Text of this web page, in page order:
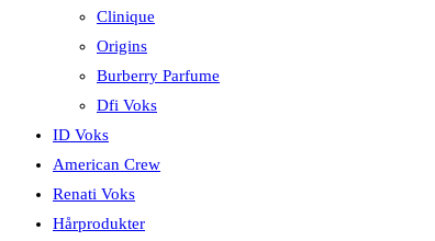
Clinique
Origins
Burberry Parfume
Dfi Voks
ID Voks
American Crew
Renati Voks
Hårprodukter